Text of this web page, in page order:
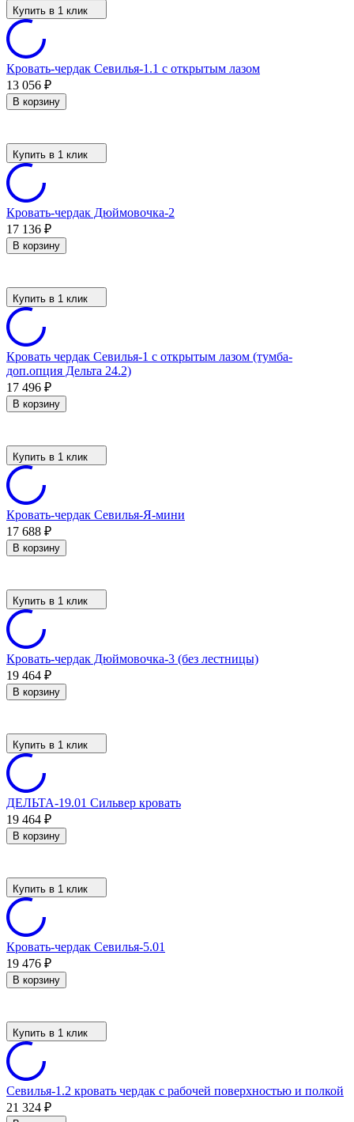
Купить в 1 клик
Кровать-чердак Севилья-1.1 с открытым лазом
13 056 ₽
В корзину
Купить в 1 клик
Кровать-чердак Дюймовочка-2
17 136 ₽
В корзину
Купить в 1 клик
Кровать чердак Севилья-1 с открытым лазом (тумба-
доп.опция Дельта 24.2)
17 496 ₽
В корзину
Купить в 1 клик
Кровать-чердак Севилья-Я-мини
17 688 ₽
В корзину
Купить в 1 клик
Кровать-чердак Дюймовочка-3 (без лестницы)
19 464 ₽
В корзину
Купить в 1 клик
ДЕЛЬТА-19.01 Сильвер кровать
19 464 ₽
В корзину
Купить в 1 клик
Кровать-чердак Севилья-5.01
19 476 ₽
В корзину
Купить в 1 клик
Севилья-1.2 кровать чердак с рабочей поверхностью и полкой
21 324 ₽